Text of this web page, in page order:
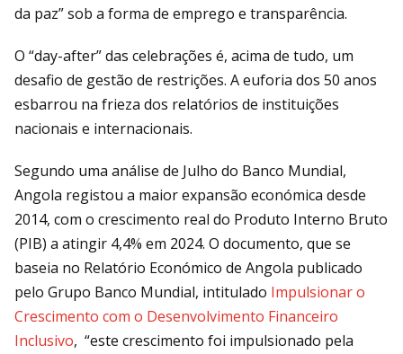
da paz” sob a forma de emprego e transparência.
O “day-after” das celebrações é, acima de tudo, um
desafio de gestão de restrições. A euforia dos 50 anos
esbarrou na frieza dos relatórios de instituições
nacionais e internacionais.
Segundo uma análise de Julho do Banco Mundial,
Angola registou a maior expansão económica desde
2014, com o crescimento real do Produto Interno Bruto
(PIB) a atingir 4,4% em 2024. O documento, que se
baseia no Relatório Económico de Angola publicado
pelo Grupo Banco Mundial, intitulado Impulsionar o
Crescimento com o Desenvolvimento Financeiro
Inclusivo, “este crescimento foi impulsionado pela